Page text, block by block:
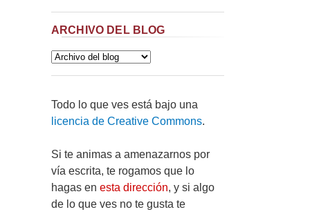
ARCHIVO DEL BLOG
Todo lo que ves está bajo una
licencia de Creative Commons.
Si te animas a amenazarnos por
vía escrita, te rogamos que lo
hagas en esta dirección, y si algo
de lo que ves no te gusta te